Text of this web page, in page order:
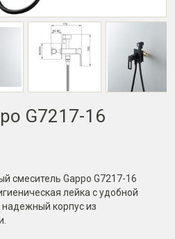
G7217-16
смеситель Gappo G7217-16
лейка с удобной
корпус из